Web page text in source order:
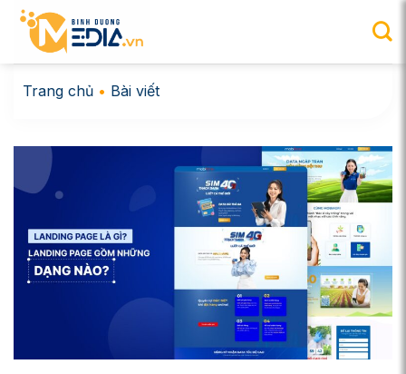
Chuyển
Trang chủ • Bài viết